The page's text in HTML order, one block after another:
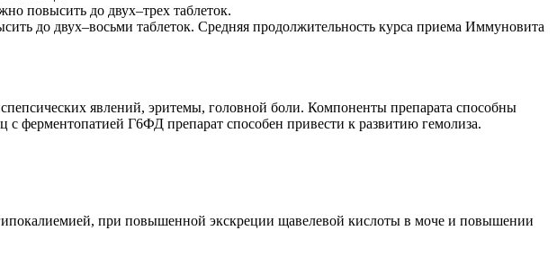
повысить до двух–трех таблеток.
до двух–восьми таблеток. Средняя продолжительность курса приема Иммуновита
явлений, эритемы, головной боли. Компоненты препарата способны
ферментопатией Г6ФД препарат способен привести к развитию гемолиза.
при повышенной экскреции щавелевой кислоты в моче и повышении